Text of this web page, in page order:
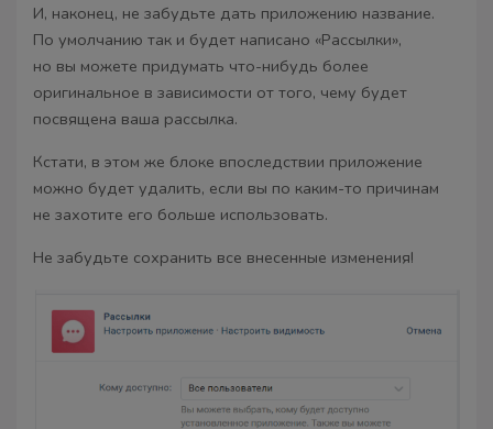
И, наконец, не забудьте дать приложению название.
По умолчанию так и будет написано «Рассылки»,
но вы можете придумать что-нибудь более
оригинальное в зависимости от того, чему будет
посвящена ваша рассылка.
Кстати, в этом же блоке впоследствии приложение
можно будет удалить, если вы по каким-то причинам
не захотите его больше использовать.
Не забудьте сохранить все внесенные изменения!